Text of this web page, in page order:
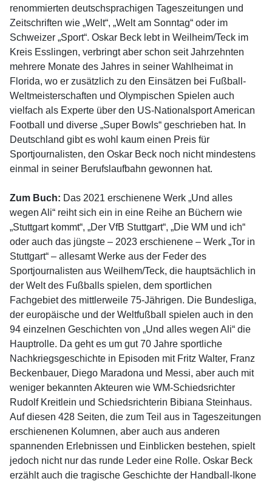
renommierten deutschsprachigen Tageszeitungen und
Zeitschriften wie „Welt“, „Welt am Sonntag“ oder im
Schweizer „Sport“. Oskar Beck lebt in Weilheim/Teck im
Kreis Esslingen, verbringt aber schon seit Jahrzehnten
mehrere Monate des Jahres in seiner Wahlheimat in
Florida, wo er zusätzlich zu den Einsätzen bei Fußball-
Weltmeisterschaften und Olympischen Spielen auch
vielfach als Experte über den US-Nationalsport American
Football und diverse „Super Bowls“ geschrieben hat. In
Deutschland gibt es wohl kaum einen Preis für
Sportjournalisten, den Oskar Beck noch nicht mindestens
einmal in seiner Berufslaufbahn gewonnen hat.
Zum Buch: Das 2021 erschienene Werk „Und alles
wegen Ali“ reiht sich ein in eine Reihe an Büchern wie
„Stuttgart kommt“, „Der VfB Stuttgart“, „Die WM und ich“
oder auch das jüngste – 2023 erschienene – Werk „Tor in
Stuttgart“ – allesamt Werke aus der Feder des
Sportjournalisten aus Weilhem/Teck, die hauptsächlich in
der Welt des Fußballs spielen, dem sportlichen
Fachgebiet des mittlerweile 75-Jährigen. Die Bundesliga,
der europäische und der Weltfußball spielen auch in den
94 einzelnen Geschichten von „Und alles wegen Ali“ die
Hauptrolle. Da geht es um gut 70 Jahre sportliche
Nachkriegsgeschichte in Episoden mit Fritz Walter, Franz
Beckenbauer, Diego Maradona und Messi, aber auch mit
weniger bekannten Akteuren wie WM-Schiedsrichter
Rudolf Kreitlein und Schiedsrichterin Bibiana Steinhaus.
Auf diesen 428 Seiten, die zum Teil aus in Tageszeitungen
erschienenen Kolumnen, aber auch aus anderen
spannenden Erlebnissen und Einblicken bestehen, spielt
jedoch nicht nur das runde Leder eine Rolle. Oskar Beck
erzählt auch die tragische Geschichte der Handball-Ikone